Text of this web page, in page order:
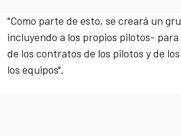
"Como parte de esto, se creará un
incluyendo a los propios pilotos-
de los contratos de los pilotos y de
los equipos".